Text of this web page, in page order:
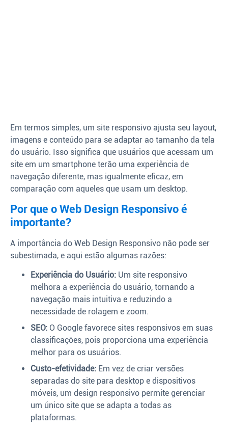
Em termos simples, um site responsivo ajusta seu layout,
imagens e conteúdo para se adaptar ao tamanho da tela
do usuário. Isso significa que usuários que acessam um
site em um smartphone terão uma experiência de
navegação diferente, mas igualmente eficaz, em
comparação com aqueles que usam um desktop.
Por que o Web Design Responsivo é
importante?
A importância do Web Design Responsivo não pode ser
subestimada, e aqui estão algumas razões:
Experiência do Usuário: Um site responsivo
melhora a experiência do usuário, tornando a
navegação mais intuitiva e reduzindo a
necessidade de rolagem e zoom.
SEO: O Google favorece sites responsivos em suas
classificações, pois proporciona uma experiência
melhor para os usuários.
Custo-efetividade: Em vez de criar versões
separadas do site para desktop e dispositivos
móveis, um design responsivo permite gerenciar
um único site que se adapta a todas as
plataformas.